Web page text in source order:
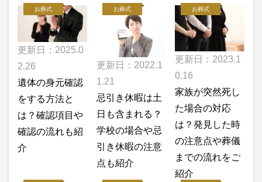
お葬式
更新日：2025.0
2.26
遺体の身元確認
をする方法と
は？確認項目や
確認の流れも紹
介
お葬式
更新日：2022.1
1.21
忌引き休暇は土
日も含まれる？
学校の場合や忌
引き休暇の注意
点も紹介
お葬式
更新日：2023.1
0.16
家族が突然死し
た場合の対応
は？発見した時
の注意点や葬儀
までの流れをご
紹介